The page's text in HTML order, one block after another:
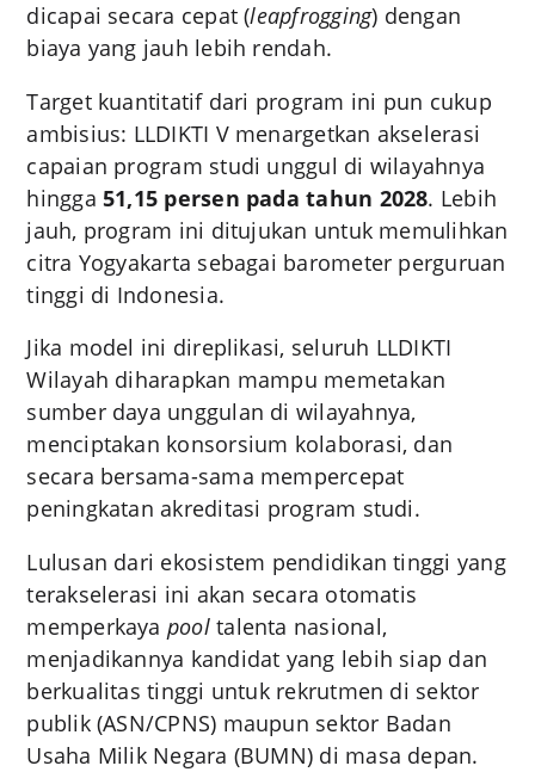
dicapai secara cepat (leapfrogging) dengan
biaya yang jauh lebih rendah.
Target kuantitatif dari program ini pun cukup
ambisius: LLDIKTI V menargetkan akselerasi
capaian program studi unggul di wilayahnya
hingga51,15 persen pada tahun 2028. Lebih
jauh, program ini ditujukan untuk memulihkan
citra Yogyakarta sebagai barometer perguruan
tinggi di Indonesia.
Jika model ini direplikasi, seluruh LLDIKTI
Wilayah diharapkan mampu memetakan
sumber daya unggulan di wilayahnya,
menciptakan konsorsium kolaborasi, dan
secara bersama-sama mempercepat
peningkatan akreditasi program studi.
Lulusan dari ekosistem pendidikan tinggi yang
terakselerasi ini akan secara otomatis
memperkaya pooltalenta nasional,
menjadikannya kandidat yang lebih siap dan
berkualitas tinggi untuk rekrutmen di sektor
publik (ASN/CPNS) maupun sektor Badan
Usaha Milik Negara (BUMN) di masa depan.